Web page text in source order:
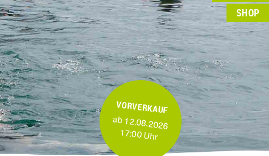
SHOP
VORVERKAUF
ab 12.08.2026
17:00 Uhr